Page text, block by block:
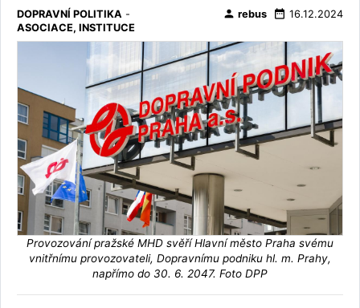
DOPRAVNÍ POLITIKA -
ASOCIACE, INSTITUCE
person rebus date_range 16.12.2024
Provozování pražské MHD svěří Hlavní město Praha svému
vnitřnímu provozovateli, Dopravnímu podniku hl. m. Prahy,
napřímo do 30. 6. 2047. Foto DPP